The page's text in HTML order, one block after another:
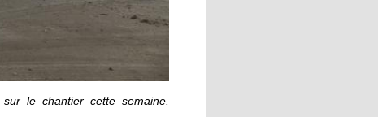
le chantier cette semaine.